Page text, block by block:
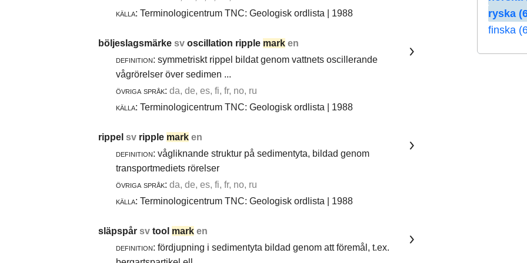
ryska
finska
källa: Terminologicentrum TNC: Geologisk ordlista | 1988
böljeslagsmärke sv oscillation ripple mark en
definition: symmetriskt rippel bildat genom vattnets oscillerande
vågrörelser över sedimen ...
övriga språk: da, de, es, fi, fr, no, ru
källa: Terminologicentrum TNC: Geologisk ordlista | 1988
rippel sv ripple mark en
definition: vågliknande struktur på sedimentyta, bildad genom
transportmediets rörelser
övriga språk: da, de, es, fi, fr, no, ru
källa: Terminologicentrum TNC: Geologisk ordlista | 1988
släpspår sv tool mark en
definition: fördjupning i sedimentyta bildad genom att föremål, t.ex.